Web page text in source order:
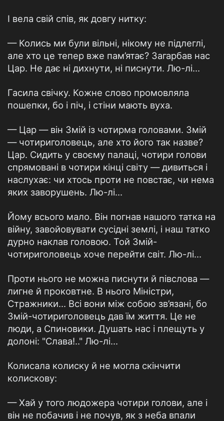
І вела свій спів, як довгу нитку:
— Колись ми були вільні, нікому не підлеглі,
але хто це тепер вже пам’ятає? Загарбав нас
Цар. Не дає ні дихнути, ні писнути. Лю-лі...
Гасила свічку. Кожне слово промовляла
пошепки, бо і піч, і стіни мають вуха.
— Цар — він Змій із чотирма головами. Змій
— чотириголовець, але хто його так назве?
Цар. Сидить у своєму палаці, чотири голови
спрямовані в чотири кінці світу — дивиться і
наслухає: чи хтось проти не повстає, чи нема
яких заворушень. Лю-лі...
Йому всього мало. Він погнав нашого татка на
війну, завойовувати сусідні землі, і наш татко
дурно наклав головою. Той Змій-
чотириголовець хоче перейти світ. Лю-лі...
Проти нього не можна писнути й півслова —
лигне й проковтне. В нього Міністри,
Стражники... Всі вони між собою зв’язані, бо
Змій-чотириголовець дав їм життя. Це не
люди, а Спиновики. Душать нас і плещуть у
долоні: "Слава!.." Лю-лі...
Колисала колиску й не могла скінчити
колискову:
— Хай у того людожера чотири голови, але і
він не побачив і не почув, як з неба впали